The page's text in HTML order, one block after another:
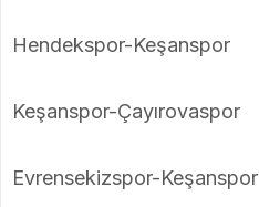
Hendekspor-Keşanspor
Keşanspor-Çayırovaspor
Evrensekizspor-Keşanspor